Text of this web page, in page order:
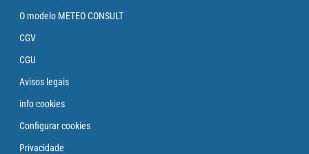
O modelo METEO CONSULT
CGV
CGU
Avisos legais
info cookies
Configurar cookies
Privacidade